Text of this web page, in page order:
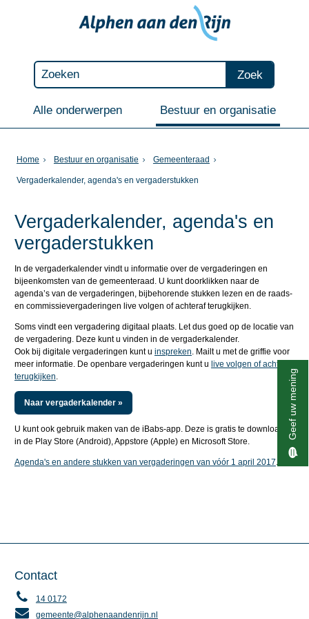
Zoek
Alle onderwerpen Bestuur en organisatie
Home Bestuur en organisatie Gemeenteraad
Vergaderkalender, agenda's en vergaderstukken
Vergaderkalender, agenda's en
vergaderstukken
In de vergaderkalender vindt u informatie over de vergaderingen en
bijeenkomsten van de gemeenteraad. U kunt doorklikken naar de
agenda’s van de vergaderingen, bijbehorende stukken lezen en de raads-
en commissievergaderingen live volgen of achteraf terugkijken.
Soms vindt een vergadering digitaal plaats. Let dus goed op de locatie van
de vergadering. Deze kunt u vinden in de vergaderkalender.
Ook bij digitale vergaderingen kunt u inspreken. Mailt u met de griffie voor
meer informatie. De openbare vergaderingen kunt u live volgen of achteraf
terugkijken.
Naar vergaderkalender »
U kunt ook gebruik maken van de iBabs-app. Deze is gratis te downloaden
in de Play Store (Android), Appstore (Apple) en Microsoft Store.
Agenda's en andere stukken van vergaderingen van vóór 1 april 2017.
Contact
14 0172
gemeente@alphenaandenrijn.nl
Geef uw mening